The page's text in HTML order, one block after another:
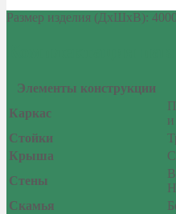
Размер изделия (ДхШхВ):
Элементы конструкции
Каркас
Стойки
Крыша
Стены
Скамья